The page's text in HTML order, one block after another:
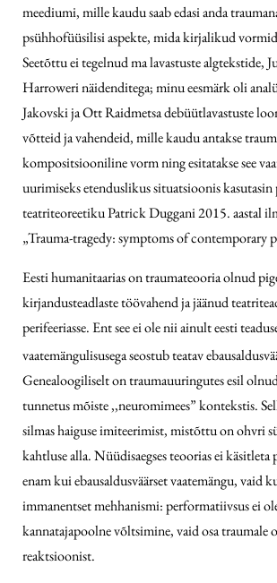
meediumi, mille kaudu saab edasi anda
psühhofüüsilisi aspekte, mida kirjalikud
Seetõttu ei tegelnud ma lavastuste algtekstide,
Harroweri näidenditega; minu eesmärk oli
Jakovski ja Ott Raidmetsa debüütlavastuste
võtteid ja vahendeid, mille kaudu antakse
kompositsiooniline vorm ning esitatakse see
uurimiseks etenduslikus situatsioonis kasutasin
teatriteoreetiku Patrick Duggani 2015. aastal
„Trauma-tragedy: symptoms of contemporary
Eesti humanitaarias on traumateooria olnud
kirjandusteadlaste töövahend ja jäänud
perifeeriasse. Ent see ei ole nii ainult eesti
vaatemängulisusega seostub teatav
Genealoogiliselt on traumauuringutes esil
tunnetus mõiste ,,neuromimees” kontekstis.
silmas haiguse imiteerimist, mistõttu on ohvri
kahtluse alla. Nüüdisaegses teoorias ei
enam kui ebausaldusväärset vaatemängu, vaid
immanentset mehhanismi: performatiivsus ei
kannatajapoolne võltsimine, vaid osa traumale
reaktsioonist.